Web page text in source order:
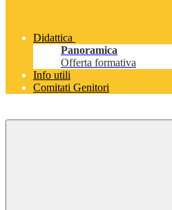
Didattica
Panoramica
Offerta formativa
Info utili
Comitati Genitori